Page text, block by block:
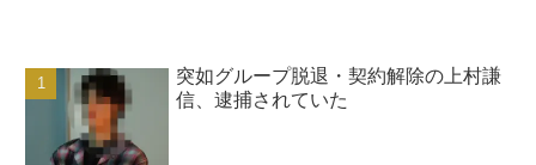
突如グループ脱退・契約解除の上村謙
信、逮捕されていた